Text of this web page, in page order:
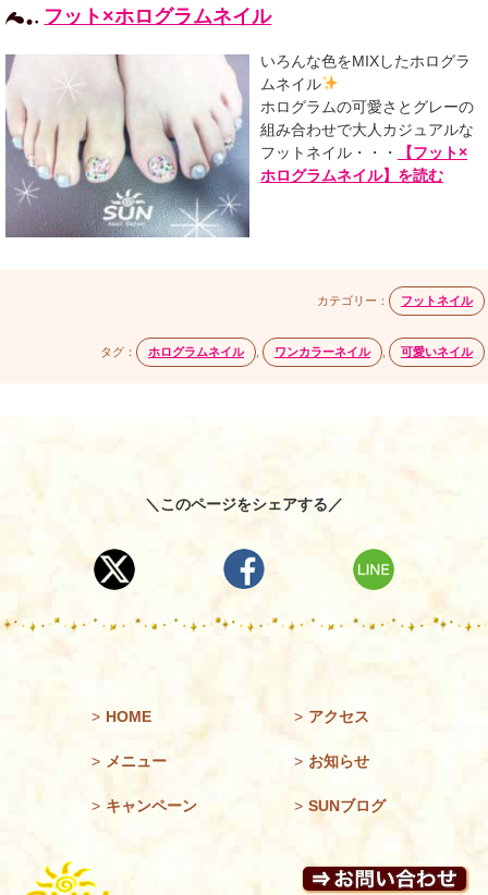
フット×ホログラムネイル
いろんな色をMIXしたホログラ
ムネイル
ホログラムの可愛さとグレーの
組み合わせで大人カジュアルな
フットネイル・・・
【フット×
ホログラムネイル】を読む
カテゴリー： フットネイル
タグ： ホログラムネイル ワンカラーネイル 可愛いネイル
＼このページをシェアする／
> HOME
> メニュー
> キャンペーン
> アクセス
> お知らせ
> SUNブログ